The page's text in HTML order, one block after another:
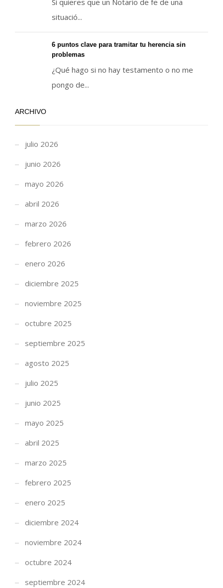
Si quieres que un Notario de fe de una
situació...
6 puntos clave para tramitar tu herencia sin
problemas
¿Qué hago si no hay testamento o no me
pongo de...
ARCHIVO
julio 2026
junio 2026
mayo 2026
abril 2026
marzo 2026
febrero 2026
enero 2026
diciembre 2025
noviembre 2025
octubre 2025
septiembre 2025
agosto 2025
julio 2025
junio 2025
mayo 2025
abril 2025
marzo 2025
febrero 2025
enero 2025
diciembre 2024
noviembre 2024
octubre 2024
septiembre 2024